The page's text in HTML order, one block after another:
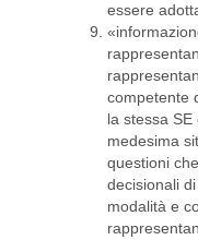
essere
competente
la stessa
medesima
questioni
decisionali
modalità e